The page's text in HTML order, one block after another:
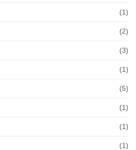
(1)
(2)
(3)
(1)
(5)
(1)
(1)
(1)